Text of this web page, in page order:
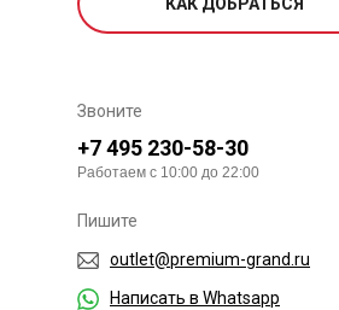
outlet@premium-grand.ru
Написать в Whatsapp
+7 495 230-58-30
Работаем с 10:00 до 22:00
Звоните
Пишите